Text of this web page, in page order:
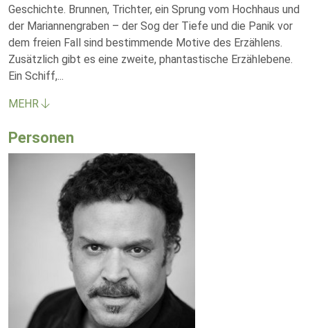
Geschichte. Brunnen, Trichter, ein Sprung vom Hochhaus und
der Mariannengraben – der Sog der Tiefe und die Panik vor
dem freien Fall sind bestimmende Motive des Erzählens.
Zusätzlich gibt es eine zweite, phantastische Erzählebene.
Ein Schiff,...
MEHR
Personen